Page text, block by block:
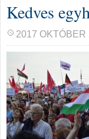
Kedves
2017 OKTÓBER